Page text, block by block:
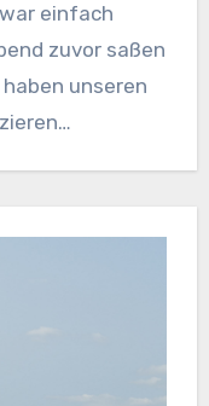
einfach
zuvor saßen
unseren